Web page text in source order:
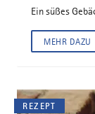
Ein süßes
MEHR DAZU
REZEPT